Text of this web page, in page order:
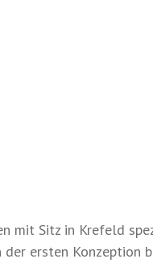
mit Sitz in Krefeld
der ersten